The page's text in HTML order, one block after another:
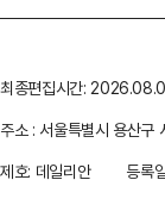
최종편집시간:
주소 : 서울특별시 용산구
제호: 데일리안
등록